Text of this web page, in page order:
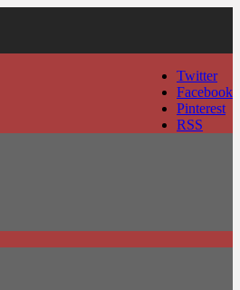
Twitter
Facebook
Pinterest
RSS